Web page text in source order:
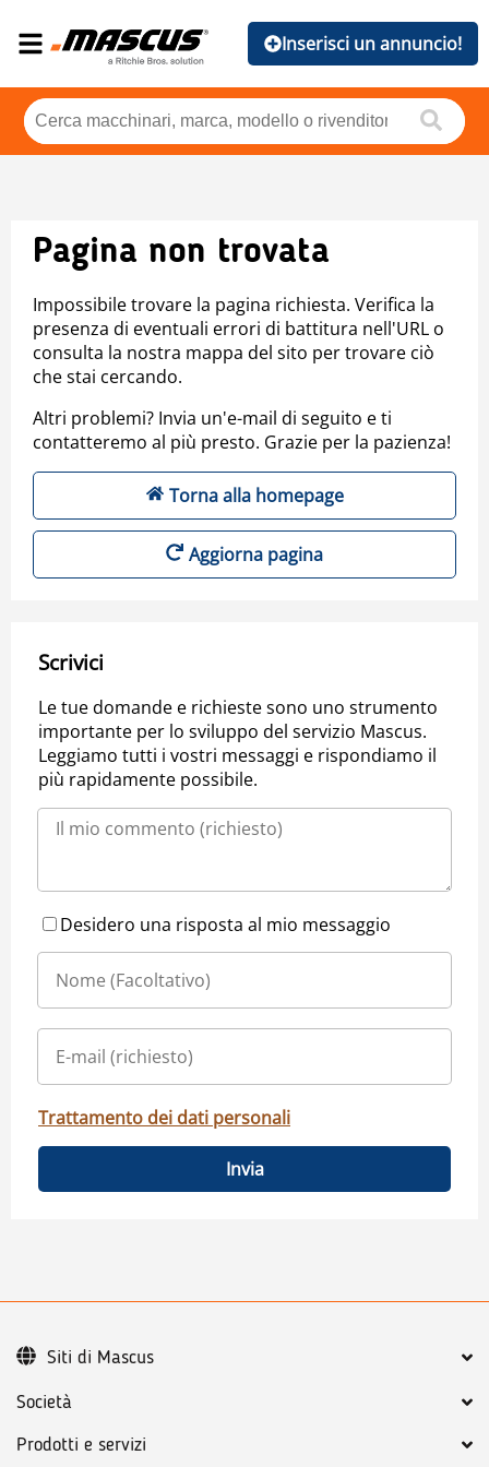
Inserisci un annuncio!
Pagina non trovata
Impossibile trovare la pagina richiesta. Verifica la
presenza di eventuali errori di battitura nell'URL o
consulta la nostra mappa del sito per trovare ciò
che stai cercando.
Altri problemi? Invia un'e-mail di seguito e ti
contatteremo al più presto. Grazie per la pazienza!
Torna alla homepage
Aggiorna pagina
Scrivici
Le tue domande e richieste sono uno strumento
importante per lo sviluppo del servizio Mascus.
Leggiamo tutti i vostri messaggi e rispondiamo il
più rapidamente possibile.
Desidero una risposta al mio messaggio
Trattamento dei dati personali
Invia
Società
Prodotti e servizi
Siti di Mascus